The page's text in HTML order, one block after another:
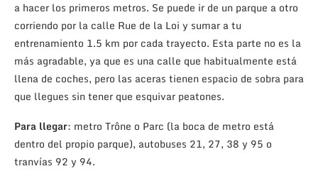
a hacer los primeros metros. Se puede ir de un parque a otro
corriendo por la calle Rue de la Loi y sumar a tu
entrenamiento 1.5 km por cada trayecto. Esta parte no es la
más agradable, ya que es una calle que habitualmente está
llena de coches, pero las aceras tienen espacio de sobra para
que llegues sin tener que esquivar peatones.
Para llegar: metro Trône o Parc (la boca de metro está
dentro del propio parque), autobuses 21, 27, 38 y 95 o
tranvías 92 y 94.